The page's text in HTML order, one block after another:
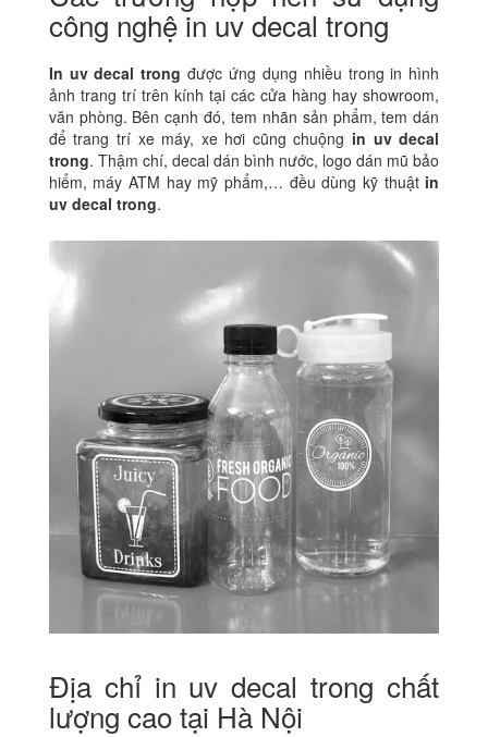
công nghệ in uv decal trong
In uv decal trong được ứng dụng nhiều trong in hình
ảnh trang trí trên kính tại các cửa hàng hay showroom,
văn phòng. Bên cạnh đó, tem nhãn sản phẩm, tem dán
để trang trí xe máy, xe hơi cũng chuộng in uv decal
trong. Thậm chí, decal dán bình nước, logo dán mũ bảo
hiểm, máy ATM hay mỹ phẩm,… đều dùng kỹ thuậtin
uv decal trong.
Địa chỉ in uv decal trong chất
lượng cao tại Hà Nội